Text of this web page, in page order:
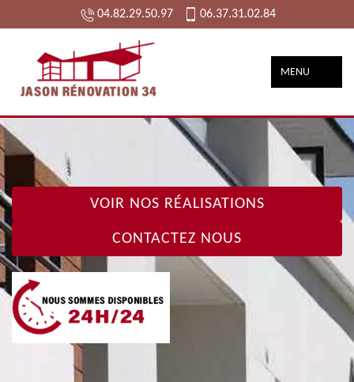
04.82.29.50.97 06.37.31.02.84
MENU
VOIR NOS RÉALISATIONS
CONTACTEZ NOUS